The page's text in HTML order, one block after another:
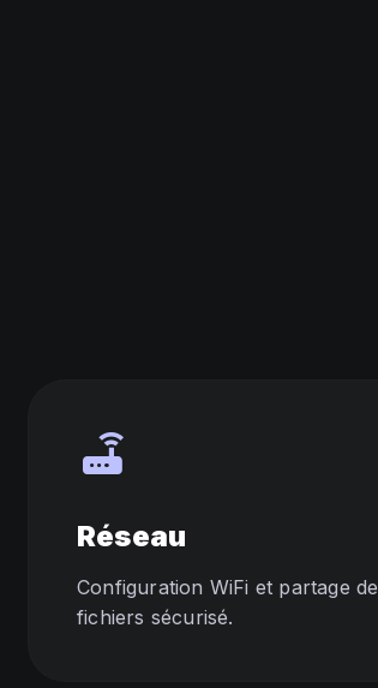
router
Réseau
Configuration WiFi et partage de
fichiers sécurisé.